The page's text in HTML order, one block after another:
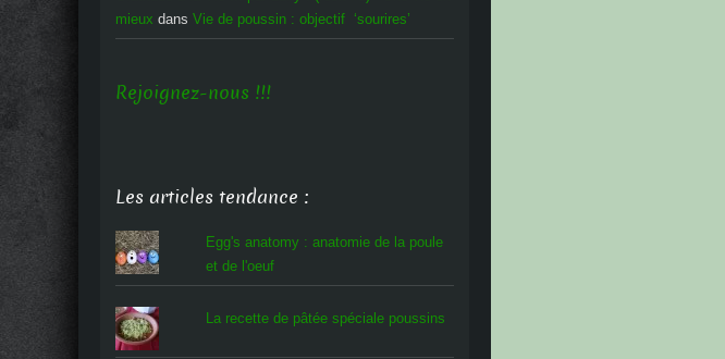
mieux dans Vie de poussin : objectif ‘sourires’
Rejoignez-nous !!!
Les articles tendance :
Egg's anatomy : anatomie de la poule
et de l'oeuf
La recette de pâtée spéciale poussins